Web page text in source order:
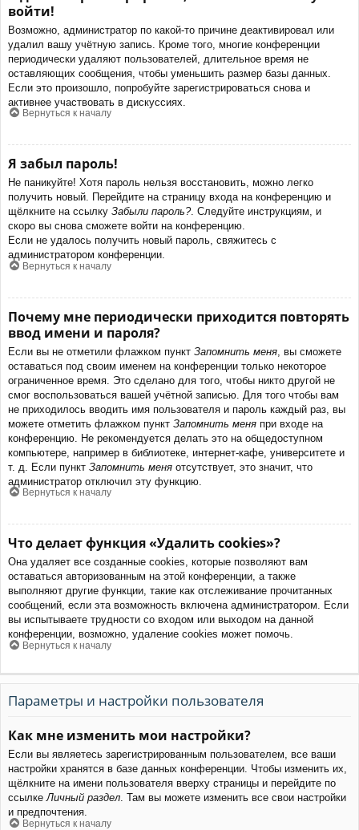
войти!
Возможно, администратор по какой-то причине деактивировал или
удалил вашу учётную запись. Кроме того, многие конференции
периодически удаляют пользователей, длительное время не
оставляющих сообщения, чтобы уменьшить размер базы данных.
Если это произошло, попробуйте зарегистрироваться снова и
активнее участвовать в дискуссиях.
Вернуться к началу
Я забыл пароль!
Не паникуйте! Хотя пароль нельзя восстановить, можно легко
получить новый. Перейдите на страницу входа на конференцию и
щёлкните на ссылку Забыли пароль?. Следуйте инструкциям, и
скоро вы снова сможете войти на конференцию.
Если не удалось получить новый пароль, свяжитесь с
администратором конференции.
Вернуться к началу
Почему мне периодически приходится повторять
ввод имени и пароля?
Если вы не отметили флажком пункт Запомнить меня , вы сможете
оставаться под своим именем на конференции только некоторое
ограниченное время. Это сделано для того, чтобы никто другой не
смог воспользоваться вашей учётной записью. Для того чтобы вам
не приходилось вводить имя пользователя и пароль каждый раз, вы
можете отметить флажком пункт Запомнить меня при входе на
конференцию. Не рекомендуется делать это на общедоступном
компьютере, например в библиотеке, интернет-кафе, университете и
т. д. Если пункт Запомнить меня отсутствует, это значит, что
администратор отключил эту функцию.
Вернуться к началу
Что делает функция «Удалить cookies»?
Она удаляет все созданные cookies, которые позволяют вам
оставаться авторизованным на этой конференции, а также
выполняют другие функции, такие как отслеживание прочитанных
сообщений, если эта возможность включена администратором. Если
вы испытываете трудности со входом или выходом на данной
конференции, возможно, удаление cookies может помочь.
Вернуться к началу
Параметры и настройки пользователя
Как мне изменить мои настройки?
Если вы являетесь зарегистрированным пользователем, все ваши
настройки хранятся в базе данных конференции. Чтобы изменить их,
щёлкните на имени пользователя вверху страницы и перейдите по
ссылкеЛичный раздел. Там вы можете изменить все свои настройки
и предпочтения.
Вернуться к началу